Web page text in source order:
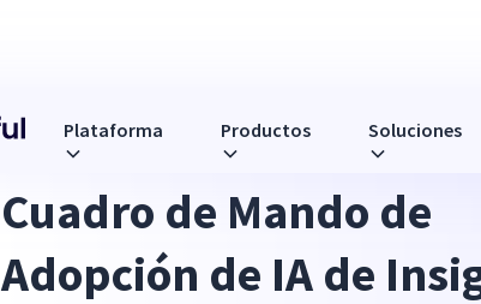
Plataforma Productos Soluciones
Cuadro de Mando de
Adopción de IA de